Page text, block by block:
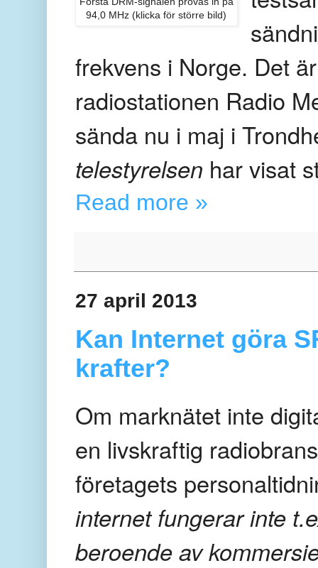
94,0 MHz (klicka för större bild)
frekvens i Norge. Det
radiostationen Radio
sända nu i maj i
telestyrelsen har visat
Read more »
27 april 2013
Kan Internet göra
krafter?
Om marknätet inte
en livskraftig
företagets
internet fungerar inte
beroende av